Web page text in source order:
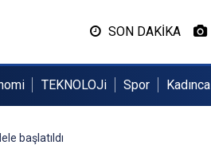
SON DAKİKA
TEKNOLOJi Spor Kadınca
başlatıldı